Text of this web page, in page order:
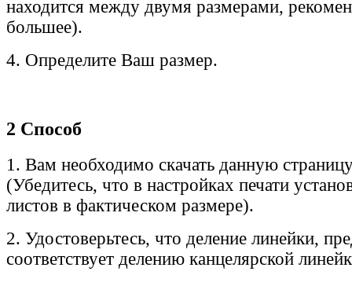
находится между двумя размерами,
большее).
4. Определите Ваш размер.
2 Способ
1. Вам необходимо скачать данную
(Убедитесь, что в настройках печати
листов в фактическом размере).
2. Удостоверьтесь, что деление линейки,
соответствует делению канцелярской